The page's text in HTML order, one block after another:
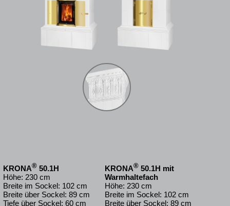
KRONA® 50.1H
Höhe: 230 cm
Breite im Sockel: 102 cm
Breite über Sockel: 89 cm
Tiefe über Sockel: 60 cm
KRONA® 50.1H mit
Warmhaltefach
Höhe: 230 cm
Breite im Sockel: 102 cm
Breite über Sockel: 89 cm